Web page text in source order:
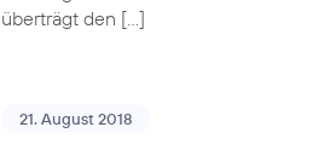
überträgt den […]
21. August 2018